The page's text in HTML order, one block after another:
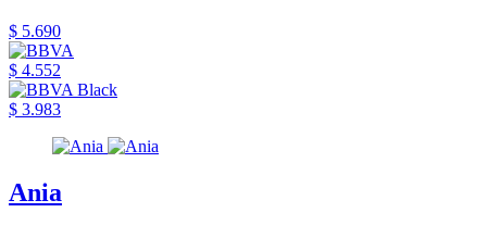
$ 5.690
$ 4.552
$ 3.983
Ania